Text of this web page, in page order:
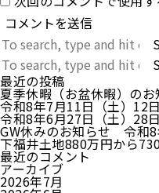
最近の投稿
夏季休暇（お盆休暇）の
令和8年7月11日（土）12
令和8年6月27日（土）28
GW休みのお知らせ 令和8
下福井土地880万円から
最近のコメント
アーカイブ
2026年7月